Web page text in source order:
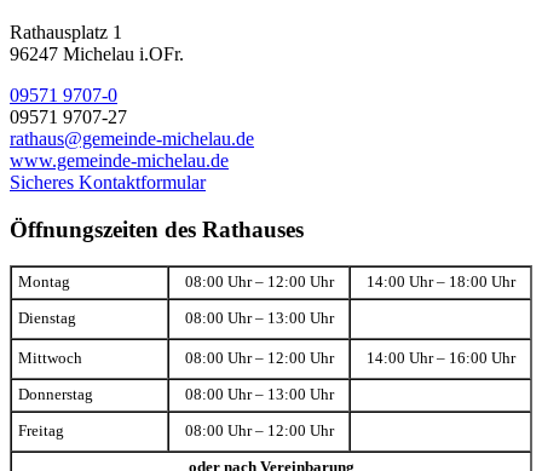
Rathausplatz 1
96247 Michelau i.OFr.
09571 9707-0
09571 9707-27
rathaus@gemeinde-michelau.de
www.gemeinde-michelau.de
Sicheres Kontaktformular
Öffnungszeiten des Rathauses
Montag 08:00 Uhr – 12:00 Uhr 14:00 Uhr – 18:00 Uhr
Dienstag 08:00 Uhr – 13:00 Uhr
Mittwoch 08:00 Uhr – 12:00 Uhr 14:00 Uhr – 16:00 Uhr
Donnerstag 08:00 Uhr – 13:00 Uhr
Freitag 08:00 Uhr – 12:00 Uhr